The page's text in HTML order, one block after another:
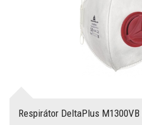
Respirátor DeltaPlus